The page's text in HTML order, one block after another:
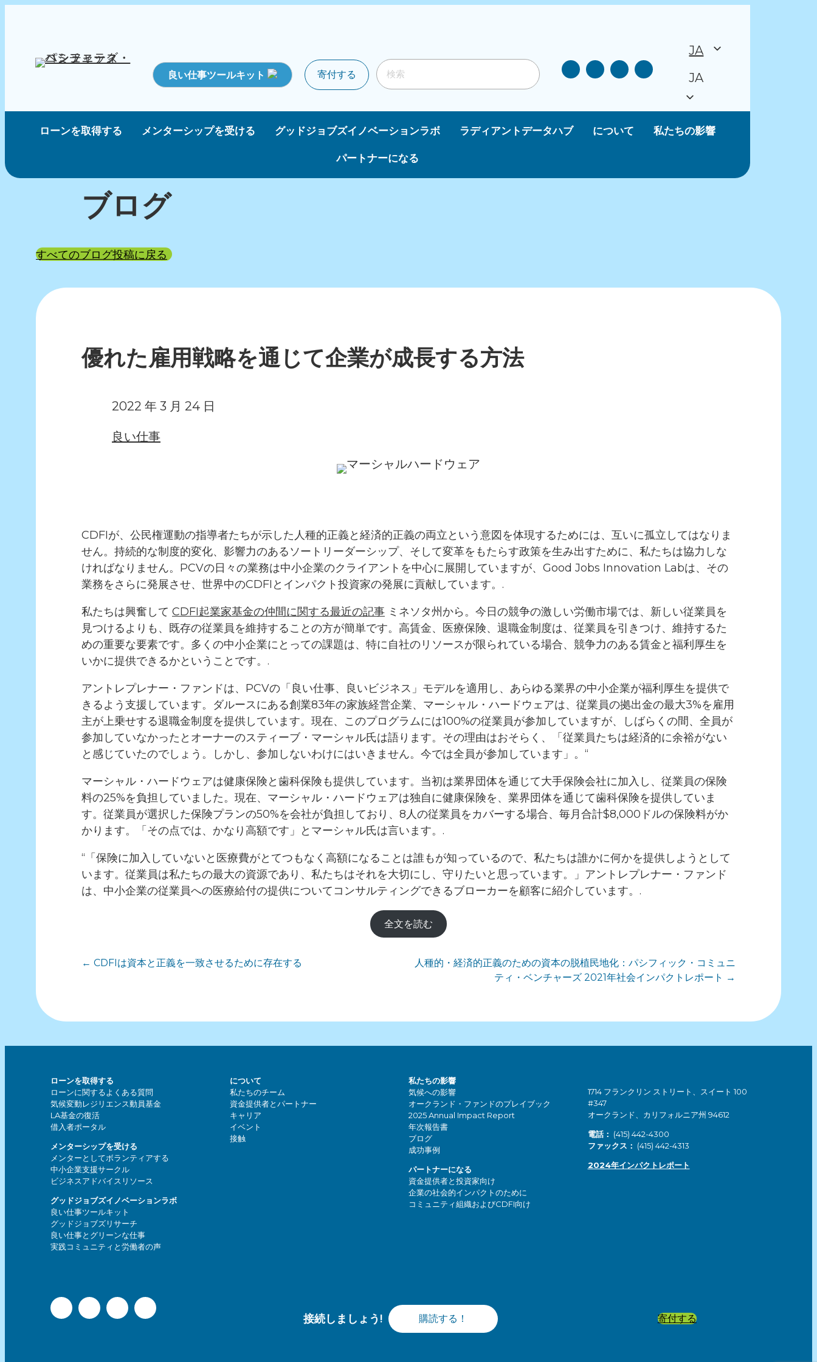
良い仕事ツールキット 寄付する
JA
JA
ローンを取得する メンターシップを受ける グッドジョブズイノベーションラボ ラディアントデータハブ について 私たちの影響
パートナーになる
ブログ
すべてのブログ投稿に戻る
優れた雇用戦略を通じて企業が成長する方法
2022 年 3 月 24 日
良い仕事
CDFIが、公民権運動の指導者たちが示した人種的正義と経済的正義の両立という意図を体現するためには、互いに孤立してはなりま
せん。持続的な制度的変化、影響力のあるソートリーダーシップ、そして変革をもたらす政策を生み出すために、私たちは協力しな
ければなりません。PCVの日々の業務は中小企業のクライアントを中心に展開していますが、Good Jobs Innovation Labは、その
業務をさらに発展させ、世界中のCDFIとインパクト投資家の発展に貢献しています。.
私たちは興奮して CDFI起業家基金の仲間に関する最近の記事 ミネソタ州から。今日の競争の激しい労働市場では、新しい従業員を
見つけるよりも、既存の従業員を維持することの方が簡単です。高賃金、医療保険、退職金制度は、従業員を引きつけ、維持するた
めの重要な要素です。多くの中小企業にとっての課題は、特に自社のリソースが限られている場合、競争力のある賃金と福利厚生を
いかに提供できるかということです。.
アントレプレナー・ファンドは、PCVの「良い仕事、良いビジネス」モデルを適用し、あらゆる業界の中小企業が福利厚生を提供で
きるよう支援しています。ダルースにある創業83年の家族経営企業、マーシャル・ハードウェアは、従業員の拠出金の最大3%を雇用
主が上乗せする退職金制度を提供しています。現在、このプログラムには100%の従業員が参加していますが、しばらくの間、全員が
参加していなかったとオーナーのスティーブ・マーシャル氏は語ります。その理由はおそらく、「従業員たちは経済的に余裕がない
と感じていたのでしょう。しかし、参加しないわけにはいきません。今では全員が参加しています」。“
マーシャル・ハードウェアは健康保険と歯科保険も提供しています。当初は業界団体を通じて大手保険会社に加入し、従業員の保険
料の25%を負担していました。現在、マーシャル・ハードウェアは独自に健康保険を、業界団体を通じて歯科保険を提供していま
す。従業員が選択した保険プランの50%を会社が負担しており、8人の従業員をカバーする場合、毎月合計$8,000ドルの保険料がか
かります。「その点では、かなり高額です」とマーシャル氏は言います。.
“「保険に加入していないと医療費がとてつもなく高額になることは誰もが知っているので、私たちは誰かに何かを提供しようとして
います。従業員は私たちの最大の資源であり、私たちはそれを大切にし、守りたいと思っています。」アントレプレナー・ファンド
は、中小企業の従業員への医療給付の提供についてコンサルティングできるブローカーを顧客に紹介しています。.
全文を読む
投
ゲ
ー
シ
ョ
ン
← CDFIは資本と正義を一致させるために存在する
人種的・経済的正義のための資本の脱植民地化：パシフィック・コミュニ
ティ・ベンチャーズ 2021年社会インパクトレポート →
ローンを取得する
ローンに関するよくある質問
気候変動レジリエンス動員基金
LA基金の復活
借入者ポータル
メンターシップを受ける
メンターとしてボランティアする
中小企業支援サークル
ビジネスアドバイスリソース
グッドジョブズイノベーションラボ
良い仕事ツールキット
グッドジョブズリサーチ
良い仕事とグリーンな仕事
実践コミュニティと労働者の声
について
私たちのチーム
資金提供者とパートナー
キャリア
イベント
接触
私たちの影響
気候への影響
オークランド・ファンドのプレイブック
2025 Annual Impact Report
年次報告書
ブログ
成功事例
パートナーになる
資金提供者と投資家向け
企業の社会的インパクトのために
コミュニティ組織およびCDFI向け
1714 フランクリン ストリート、スイート 100
#347
オークランド、カリフォルニア州 94612
電話： (415) 442-4300
ファックス： (415) 442-4313
2024年インパクトレポート
接続しましょう! 購読する！ 寄付する